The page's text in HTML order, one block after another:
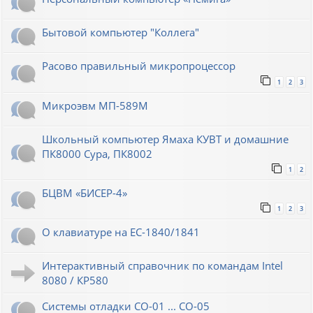
Бытовой компьютер "Коллега"
Расово правильный микропроцессор
1 2 3
Микроэвм МП-589М
Школьный компьютер Ямаха КУВТ и домашние
ПК8000 Сура, ПК8002
1 2
БЦВМ «БИСЕР-4»
1 2 3
О клавиатуре на ЕС-1840/1841
Интерактивный справочник по командам Intel
8080 / КР580
Системы отладки СО-01 ... СО-05